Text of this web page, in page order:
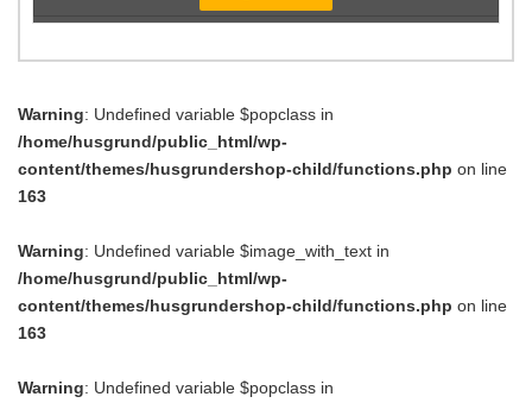
Warning: Undefined variable $popclass in
/home/husgrund/public_html/wp-
content/themes/husgrundershop-child/functions.php on line
163
Warning: Undefined variable $image_with_text in
/home/husgrund/public_html/wp-
content/themes/husgrundershop-child/functions.php on line
163
Warning: Undefined variable $popclass in